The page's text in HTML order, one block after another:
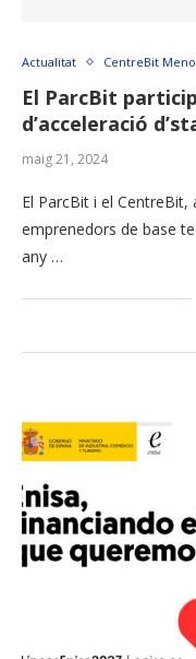
Actualitat CentreBit
El ParcBit
d’acceleració
maig 21, 2024
El ParcBit i el
emprenedors de base
any …